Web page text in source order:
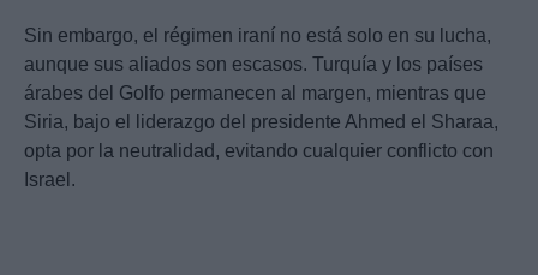
Sin embargo, el régimen iraní no está solo en su lucha,
aunque sus aliados son escasos. Turquía y los países
árabes del Golfo permanecen al margen, mientras que
Siria, bajo el liderazgo del presidente Ahmed el Sharaa,
opta por la neutralidad, evitando cualquier conflicto con
Israel.